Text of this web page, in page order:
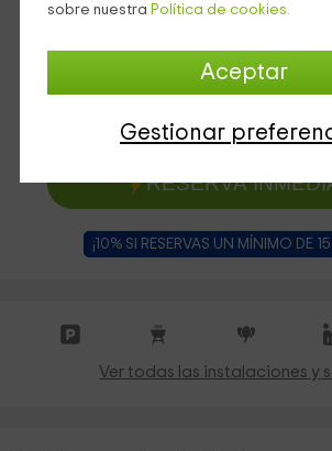
sobre nuestra Política de cookies.
Aceptar
Gestionar
RESERVA
¡10% SI RESERVAS UN MÍNIMO DE
Ver todas las instalaciones y